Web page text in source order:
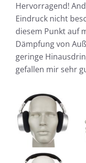
Hervorragend!
Eindruck nicht
diesem Punkt auf
Dämpfung von
geringe
gefallen mir sehr